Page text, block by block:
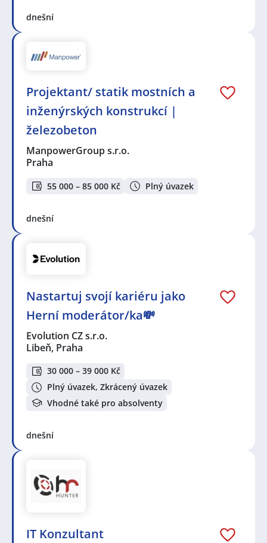
dnešní
Projektant/ statik mostních a
inženýrských konstrukcí |
železobeton
ManpowerGroup s.r.o.
Praha
55 000 – 85 000 Kč Plný úvazek
dnešní
Nastartuj svojí kariéru jako
Herní moderátor/ka💸
Evolution CZ s.r.o.
Libeň, Praha
30 000 – 39 000 Kč
Plný úvazek, Zkrácený úvazek
Vhodné také pro absolventy
dnešní
IT Konzultant